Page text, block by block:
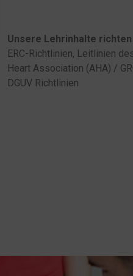
Unsere Lehrinhalte richten
ERC-Richtlinien, Leitlinien
Heart Association (AHA) /
DGUV Richtlinien